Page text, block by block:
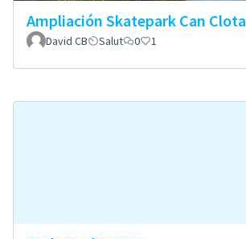
Ampliación Skatepark Can Clota
David CB
Salut 0 1